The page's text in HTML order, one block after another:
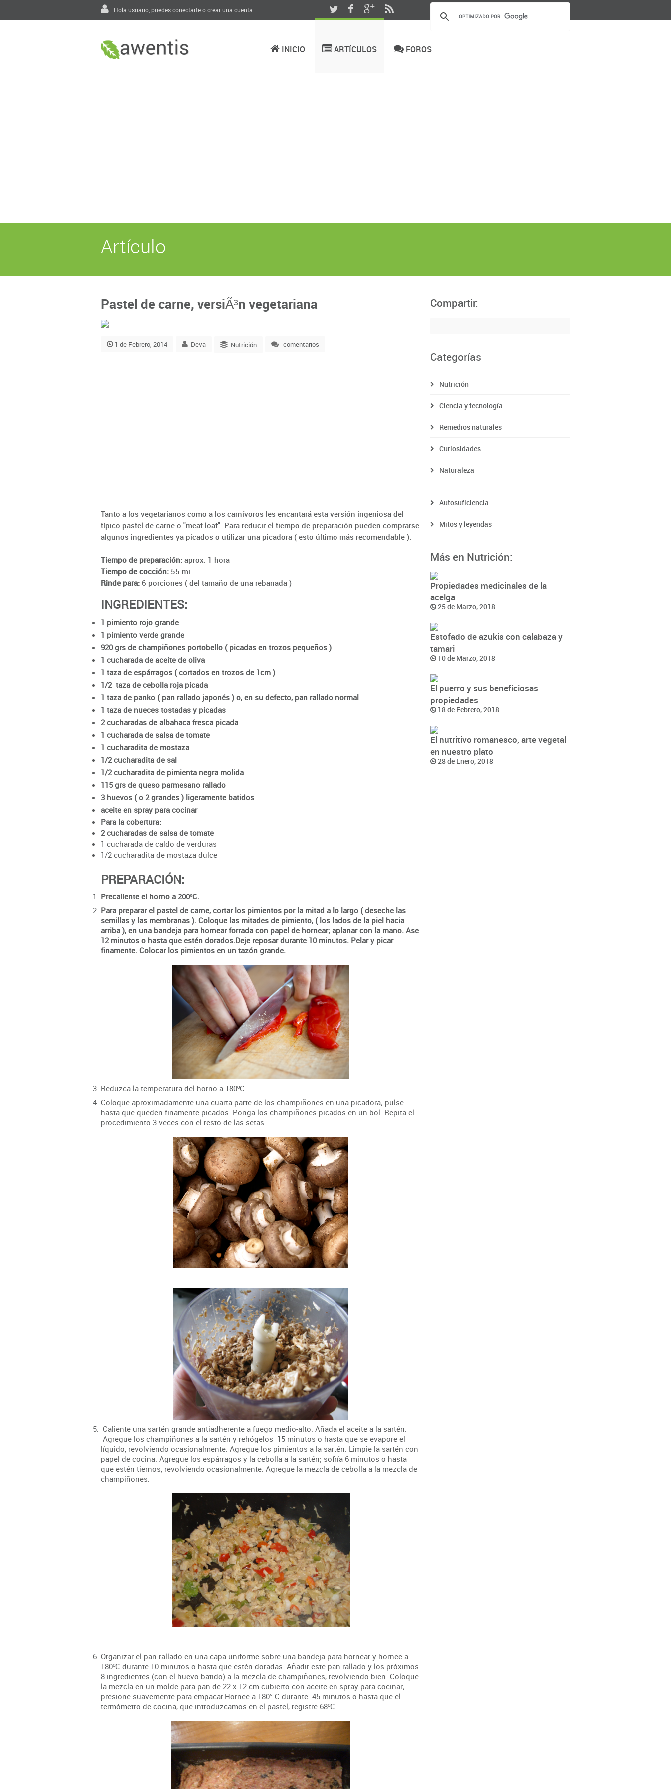
Hola usuario, puedesconectarteocrear una cuenta
INICIO ARTÍCULOS FOROS
Artículo
Pastel de carne, versiÃ³n vegetariana
1 de Febrero, 2014 Deva Nutrición comentarios
Tanto a los vegetarianos como a los carnívoros les encantará esta versión ingeniosa del
típico pastel de carne o "meat loaf". Para reducir el tiempo de preparación pueden comprarse
algunos ingredientes ya picados o utilizar una picadora ( esto último más recomendable ).
Tiempo de preparación: aprox. 1 hora
Tiempo de cocción: 55 mi
Rinde para: 6 porciones ( del tamaño de una rebanada )
INGREDIENTES:
1 pimiento rojo grande
1 pimiento verde grande
920 grs de champiñones portobello ( picadas en trozos pequeños )
1 cucharada de aceite de oliva
1 taza de espárragos ( cortados en trozos de 1cm )
1/2 taza de cebolla roja picada
1 taza de panko ( pan rallado japonés ) o, en su defecto, pan rallado normal
1 taza de nueces tostadas y picadas
2 cucharadas de albahaca fresca picada
1 cucharada de salsa de tomate
1 cucharadita de mostaza
1/2 cucharadita de sal
1/2 cucharadita de pimienta negra molida
115 grs de queso parmesano rallado
3 huevos ( o 2 grandes ) ligeramente batidos
aceite en spray para cocinar
Para la cobertura:
2 cucharadas de salsa de tomate
1 cucharada de caldo de verduras
1/2 cucharadita de mostaza dulce
PREPARACIÓN:
Precaliente el horno a 200ºC.
Para preparar el pastel de carne, cortar los pimientos por la mitad a lo largo ( deseche las
semillas y las membranas ). Coloque las mitades de pimiento, ( los lados de la piel hacia
arriba ), en una bandeja para hornear forrada con papel de hornear; aplanar con la mano. Ase
12 minutos o hasta que estén dorados.Deje reposar durante 10 minutos. Pelar y picar
finamente. Colocar los pimientos en un tazón grande.
Reduzca la temperatura del horno a 180ºC
Coloque aproximadamente una cuarta parte de los champiñones en una picadora; pulse
hasta que queden finamente picados. Ponga los champiñones picados en un bol. Repita el
procedimiento 3 veces con el resto de las setas.
Caliente una sartén grande antiadherente a fuego medio-alto. Añada el aceite a la sartén.
Agregue los champiñones a la sartén y rehógelos 15 minutos o hasta que se evapore el
líquido, revolviendo ocasionalmente. Agregue los pimientos a la sartén. Limpie la sartén con
papel de cocina. Agregue los espárragos y la cebolla a la sartén; sofría 6 minutos o hasta
que estén tiernos, revolviendo ocasionalmente. Agregue la mezcla de cebolla a la mezcla de
champiñones.
Organizar el pan rallado en una capa uniforme sobre una bandeja para hornear y hornee a
180ºC durante 10 minutos o hasta que estén doradas. Añadir este pan rallado y los próximos
8 ingredientes (con el huevo batido) a la mezcla de champiñones, revolviendo bien. Coloque
la mezcla en un molde para pan de 22 x 12 cm cubierto con aceite en spray para cocinar;
presione suavemente para empacar.Hornee a 180° C durante 45 minutos o hasta que el
termómetro de cocina, que introduzcamos en el pastel, registre 68ºC.
Compartir:
Categorías
Nutrición
Ciencia y tecnología
Remedios naturales
Curiosidades
Naturaleza
Autosuficiencia
Mitos y leyendas
Más en Nutrición:
Propiedades medicinales de la
acelga
25 de Marzo, 2018
Estofado de azukis con calabaza y
tamari
10 de Marzo, 2018
El puerro y sus beneficiosas
propiedades
18 de Febrero, 2018
El nutritivo romanesco, arte vegetal
en nuestro plato
28 de Enero, 2018